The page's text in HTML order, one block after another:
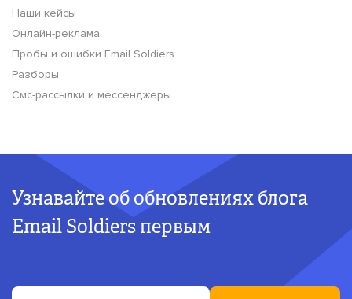
Наши кейсы
Онлайн-реклама
Пробы и ошибки Email Soldiers
Разборы
Смс-рассылки и мессенджеры
Узнавайте об обновлениях блога
Email Soldiers первым